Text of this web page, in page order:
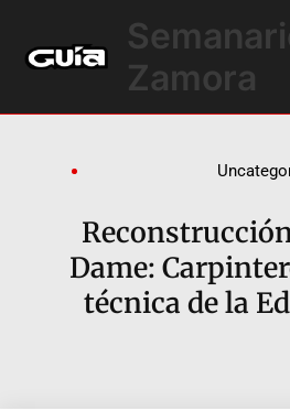
contenido
Zamora
Dame:
técnica de la